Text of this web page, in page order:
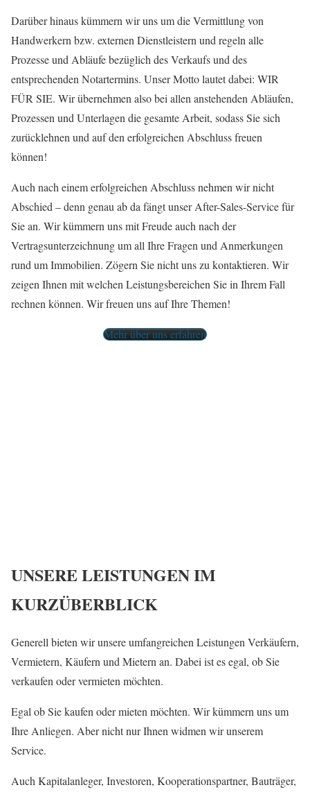
Darüber hinaus kümmern wir uns um die Vermittlung von
Handwerkern bzw. externen Dienstleistern und regeln alle
Prozesse und Abläufe bezüglich des Verkaufs und des
entsprechenden Notartermins. Unser Motto lautet dabei: WIR
FÜR SIE. Wir übernehmen also bei allen anstehenden Abläufen,
Prozessen und Unterlagen die gesamte Arbeit, sodass Sie sich
zurücklehnen und auf den erfolgreichen Abschluss freuen
können!
Auch nach einem erfolgreichen Abschluss nehmen wir nicht
Abschied – denn genau ab da fängt unser After-Sales-Service für
Sie an. Wir kümmern uns mit Freude auch nach der
Vertragsunterzeichnung um all Ihre Fragen und Anmerkungen
rund um Immobilien. Zögern Sie nicht uns zu kontaktieren. Wir
zeigen Ihnen mit welchen Leistungsbereichen Sie in Ihrem Fall
rechnen können. Wir freuen uns auf Ihre Themen!
Mehr über uns erfahren
UNSERE LEISTUNGEN IM
KURZÜBERBLICK
Generell bieten wir unsere umfangreichen Leistungen Verkäufern,
Vermietern, Käufern und Mietern an. Dabei ist es egal, ob Sie
verkaufen oder vermieten möchten.
Egal ob Sie kaufen oder mieten möchten. Wir kümmern uns um
Ihre Anliegen. Aber nicht nur Ihnen widmen wir unserem
Service.
Auch Kapitalanleger, Investoren, Kooperationspartner, Bauträger,